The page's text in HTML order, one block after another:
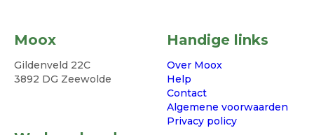
Moox
Gildenveld 22C
3892 DG Zeewolde
Handige links
Over Moox
Help
Contact
Algemene voorwaarden
Privacy policy